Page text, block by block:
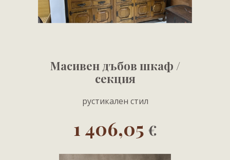
Масивен дъбов шкаф /
секция
рустикален стил
1 406,05 €